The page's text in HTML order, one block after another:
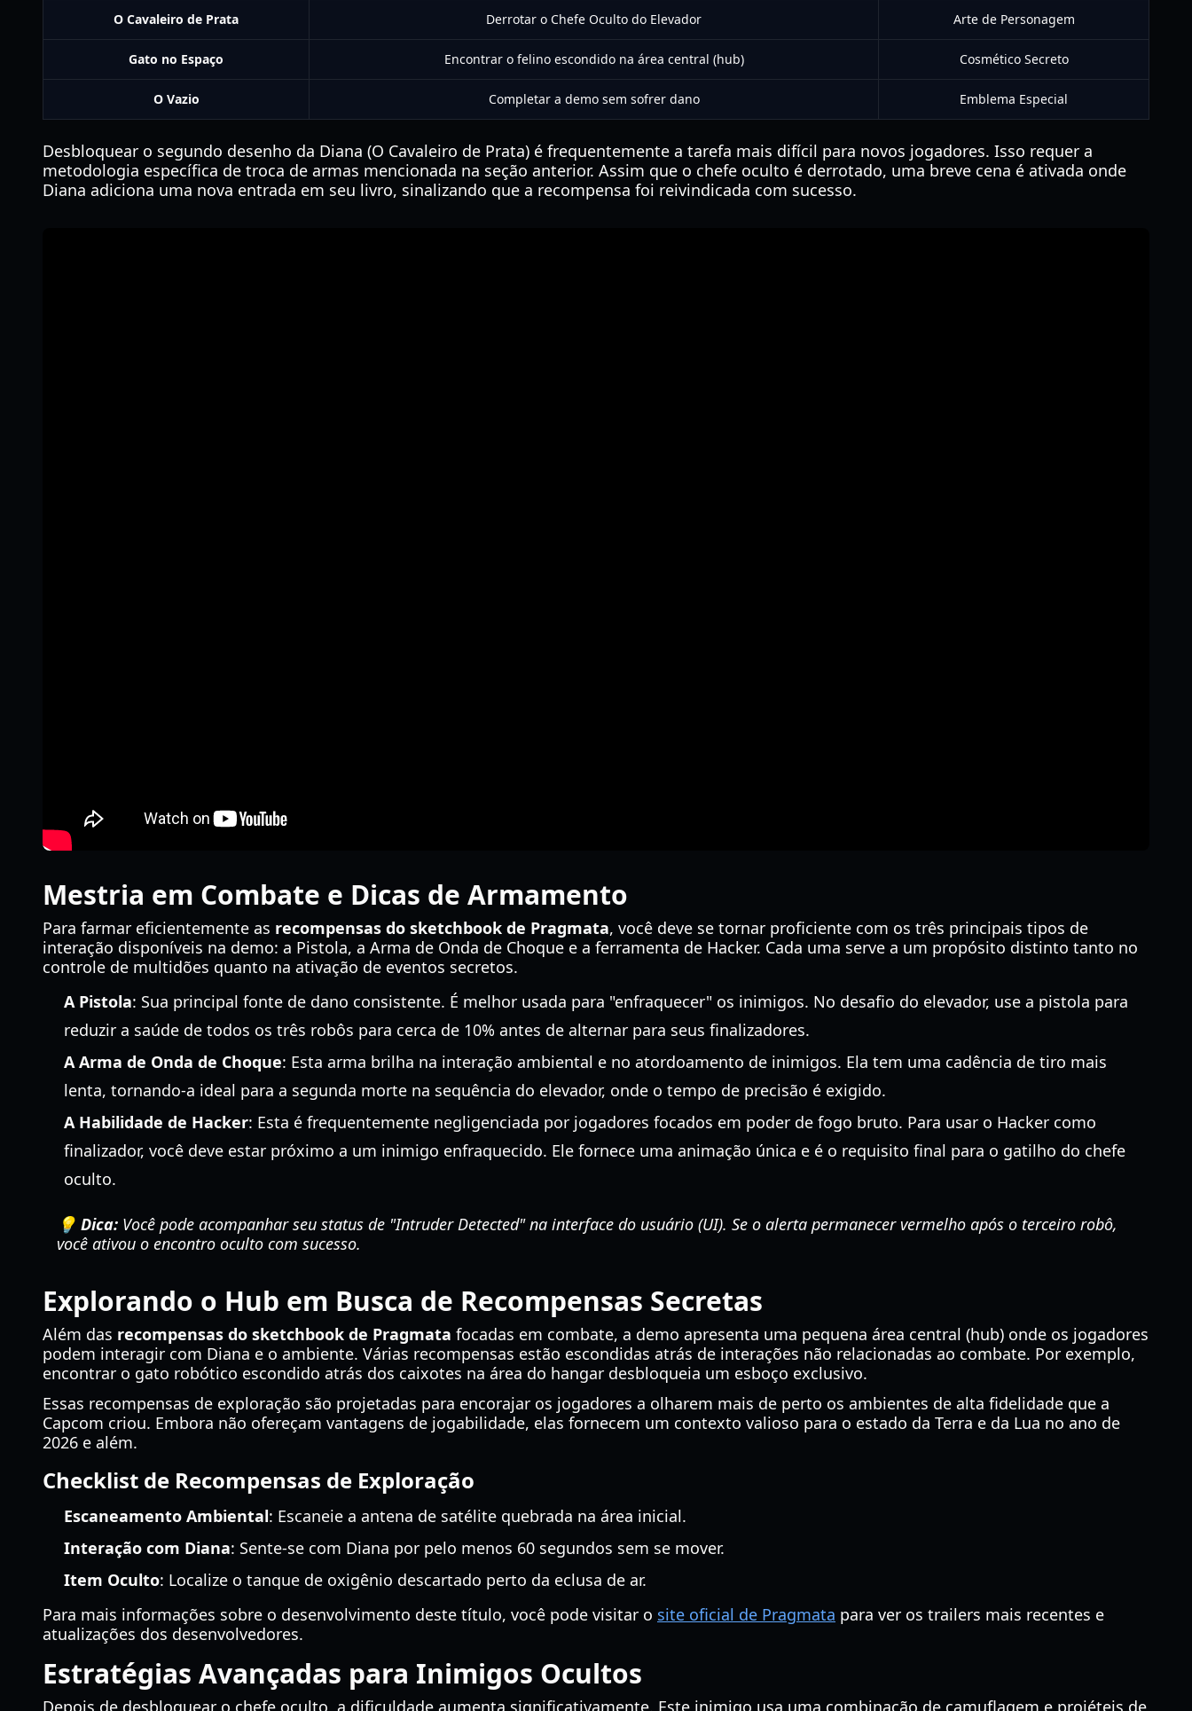
O Cavaleiro de Prata Derrotar o Chefe Oculto do Elevador Arte de Personagem
Gato no Espaço Encontrar o felino escondido na área central (hub) Cosmético Secreto
O Vazio Completar a demo sem sofrer dano Emblema Especial
Desbloquear o segundo desenho da Diana (O Cavaleiro de Prata) é frequentemente a tarefa mais difícil para novos jogadores. Isso requer a
metodologia específica de troca de armas mencionada na seção anterior. Assim que o chefe oculto é derrotado, uma breve cena é ativada onde
Diana adiciona uma nova entrada em seu livro, sinalizando que a recompensa foi reivindicada com sucesso.
Mestria em Combate e Dicas de Armamento
Para farmar eficientemente as recompensas do sketchbook de Pragmata, você deve se tornar proficiente com os três principais tipos de
interação disponíveis na demo: a Pistola, a Arma de Onda de Choque e a ferramenta de Hacker. Cada uma serve a um propósito distinto tanto no
controle de multidões quanto na ativação de eventos secretos.
A Pistola: Sua principal fonte de dano consistente. É melhor usada para "enfraquecer" os inimigos. No desafio do elevador, use a pistola para
reduzir a saúde de todos os três robôs para cerca de 10% antes de alternar para seus finalizadores.
A Arma de Onda de Choque: Esta arma brilha na interação ambiental e no atordoamento de inimigos. Ela tem uma cadência de tiro mais
lenta, tornando-a ideal para a segunda morte na sequência do elevador, onde o tempo de precisão é exigido.
A Habilidade de Hacker: Esta é frequentemente negligenciada por jogadores focados em poder de fogo bruto. Para usar o Hacker como
finalizador, você deve estar próximo a um inimigo enfraquecido. Ele fornece uma animação única e é o requisito final para o gatilho do chefe
oculto.
💡 Dica: Você pode acompanhar seu status de "Intruder Detected" na interface do usuário (UI). Se o alerta permanecer vermelho após o terceiro robô,
você ativou o encontro oculto com sucesso.
Explorando o Hub em Busca de Recompensas Secretas
Além das recompensas do sketchbook de Pragmata focadas em combate, a demo apresenta uma pequena área central (hub) onde os jogadores
podem interagir com Diana e o ambiente. Várias recompensas estão escondidas atrás de interações não relacionadas ao combate. Por exemplo,
encontrar o gato robótico escondido atrás dos caixotes na área do hangar desbloqueia um esboço exclusivo.
Essas recompensas de exploração são projetadas para encorajar os jogadores a olharem mais de perto os ambientes de alta fidelidade que a
Capcom criou. Embora não ofereçam vantagens de jogabilidade, elas fornecem um contexto valioso para o estado da Terra e da Lua no ano de
2026 e além.
Checklist de Recompensas de Exploração
Escaneamento Ambiental: Escaneie a antena de satélite quebrada na área inicial.
Interação com Diana: Sente-se com Diana por pelo menos 60 segundos sem se mover.
Item Oculto: Localize o tanque de oxigênio descartado perto da eclusa de ar.
Para mais informações sobre o desenvolvimento deste título, você pode visitar o site oficial de Pragmata para ver os trailers mais recentes e
atualizações dos desenvolvedores.
Estratégias Avançadas para Inimigos Ocultos
Depois de desbloquear o chefe oculto, a dificuldade aumenta significativamente. Este inimigo usa uma combinação de camuflagem e projéteis de